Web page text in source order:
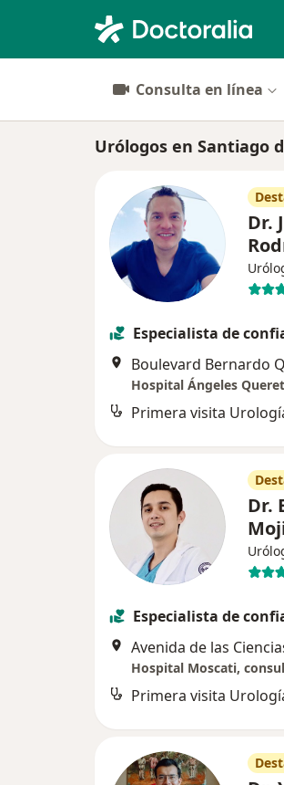
Consulta en línea
Urólogos en Santiago
Dr.
Especialista de
Primera visita
Dr.
Especialista de
Avenida de las
Primera visita